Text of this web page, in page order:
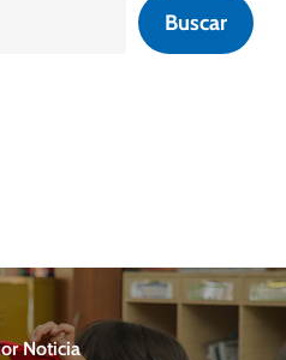
Buscar
Noticia